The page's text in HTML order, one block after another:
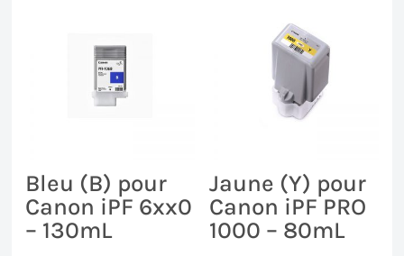
Bleu (B) pour
Canon iPF 6xx0
– 130mL
Jaune (Y) pour
Canon iPF PRO
1000 – 80mL